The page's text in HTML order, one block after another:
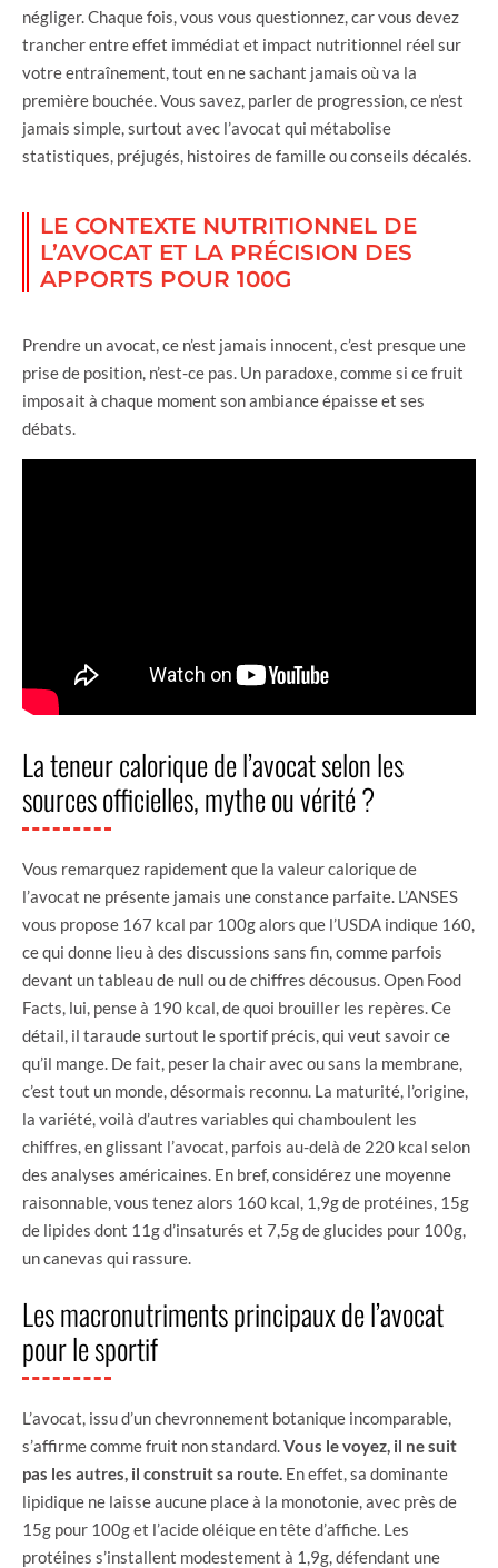
négliger. Chaque fois, vous vous questionnez, car vous devez
trancher entre effet immédiat et impact nutritionnel réel sur
votre entraînement, tout en ne sachant jamais où va la
première bouchée. Vous savez, parler de progression, ce n’est
jamais simple, surtout avec l’avocat qui métabolise
statistiques, préjugés, histoires de famille ou conseils décalés.
LE CONTEXTE NUTRITIONNEL DE
L’AVOCAT ET LA PRÉCISION DES
APPORTS POUR 100G
Prendre un avocat, ce n’est jamais innocent, c’est presque une
prise de position, n’est-ce pas. Un paradoxe, comme si ce fruit
imposait à chaque moment son ambiance épaisse et ses
débats.
La teneur calorique de l’avocat selon les
sources officielles, mythe ou vérité ?
Vous remarquez rapidement que la valeur calorique de
l’avocat ne présente jamais une constance parfaite. L’ANSES
vous propose 167 kcal par 100g alors que l’USDA indique 160,
ce qui donne lieu à des discussions sans fin, comme parfois
devant un tableau de null ou de chiffres décousus. Open Food
Facts, lui, pense à 190 kcal, de quoi brouiller les repères. Ce
détail, il taraude surtout le sportif précis, qui veut savoir ce
qu’il mange. De fait, peser la chair avec ou sans la membrane,
c’est tout un monde, désormais reconnu. La maturité, l’origine,
la variété, voilà d’autres variables qui chamboulent les
chiffres, en glissant l’avocat, parfois au-delà de 220 kcal selon
des analyses américaines. En bref, considérez une moyenne
raisonnable, vous tenez alors 160 kcal, 1,9g de protéines, 15g
de lipides dont 11g d’insaturés et 7,5g de glucides pour 100g,
un canevas qui rassure.
Les macronutriments principaux de l’avocat
pour le sportif
L’avocat, issu d’un chevronnement botanique incomparable,
s’affirme comme fruit non standard. Vous le voyez, il ne suit
pas les autres, il construit sa route. En effet, sa dominante
lipidique ne laisse aucune place à la monotonie, avec près de
15g pour 100g et l’acide oléique en tête d’affiche. Les
protéines s’installent modestement à 1,9g, défendant une